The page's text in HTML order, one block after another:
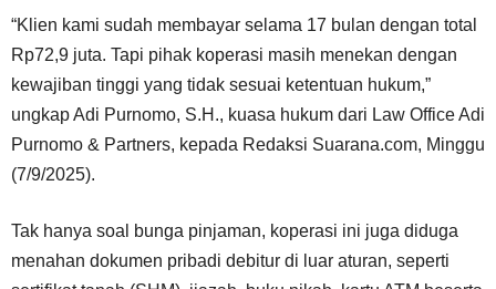
“Klien kami sudah membayar selama 17 bulan dengan total
Rp72,9 juta. Tapi pihak koperasi masih menekan dengan
kewajiban tinggi yang tidak sesuai ketentuan hukum,”
ungkap Adi Purnomo, S.H., kuasa hukum dari Law Office Adi
Purnomo & Partners, kepada Redaksi Suarana.com, Minggu
(7/9/2025).
Tak hanya soal bunga pinjaman, koperasi ini juga diduga
menahan dokumen pribadi debitur di luar aturan, seperti